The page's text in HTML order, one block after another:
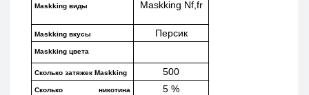
Maskking виды Maskking Nf,fr
Maskking вкусы Персик
Maskking цвета
Сколько затяжек Maskking 500
Сколько никотина
5 %